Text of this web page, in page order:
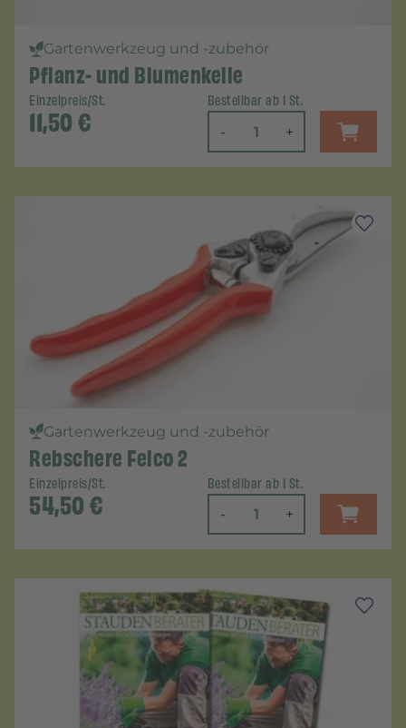
Gartenwerkzeug und -zubehör
Pflanz- und Blumenkelle
Einzelpreis/St.
11,50€
Bestellbar ab 1 St.
- +
Gartenwerkzeug und -zubehör
Rebschere Felco 2
Einzelpreis/St.
54,50€
Bestellbar ab 1 St.
- +